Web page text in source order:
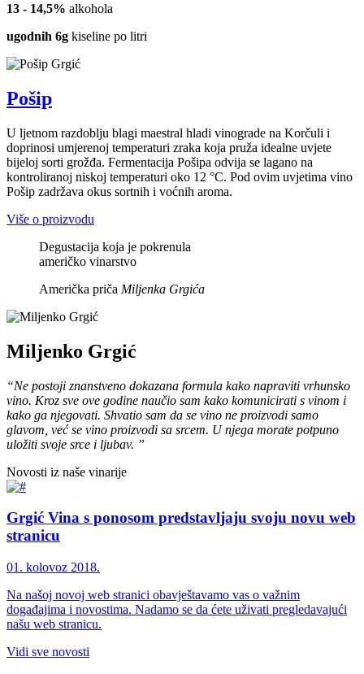
13 - 14,5% alkohola
ugodnih 6g kiseline po litri
Pošip
U ljetnom razdoblju blagi maestral hladi vinograde na Korčuli i
doprinosi umjerenoj temperaturi zraka koja pruža idealne uvjete
bijeloj sorti grožđa. Fermentacija Pošipa odvija se lagano na
kontroliranoj niskoj temperaturi oko 12 °C. Pod ovim uvjetima vino
Pošip zadržava okus sortnih i voćnih aroma.
Više o proizvodu
Degustacija koja je pokrenula
američko vinarstvo
Američka priča Miljenka Grgića
Miljenko Grgić
“Ne postoji znanstveno dokazana formula kako napraviti vrhunsko
vino. Kroz sve ove godine naučio sam kako komunicirati s vinom i
kako ga njegovati. Shvatio sam da se vino ne proizvodi samo
glavom, već se vino proizvodi sa srcem. U njega morate potpuno
uložiti svoje srce i ljubav. ”
Novosti iz naše vinarije
Grgić Vina s ponosom predstavljaju svoju novu web
stranicu
01. kolovoz 2018.
Na našoj novoj web stranici obavještavamo vas o važnim
događajima i novostima. Nadamo se da ćete uživati pregledavajući
našu web stranicu.
Vidi sve novosti